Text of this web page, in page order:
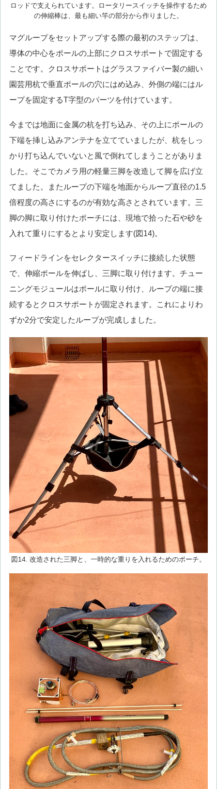
ロッドで支えられています。ロータリースイッチを操作するため
の伸縮棒は、最も細い竿の部分から作りました。
マグループをセットアップする際の最初のステップは、
導体の中心をポールの上部にクロスサポートで固定する
ことです。クロスサポートはグラスファイバー製の細い
園芸用杭で垂直ポールの穴にはめ込み、外側の端にはル
ープを固定するT字型のパーツを付けています。
今までは地面に金属の杭を打ち込み、その上にポールの
下端を挿し込みアンテナを立てていましたが、杭をしっ
かり打ち込んでいないと風で倒れてしまうことがありま
した。そこでカメラ用の軽量三脚を改造して脚を広げ立
てました。またループの下端を地面からループ直径の1.5
倍程度の高さにするのが有効な高さとされています。三
脚の脚に取り付けたポーチには、現地で拾った石や砂を
入れて重りにするとより安定します(図14)。
フィードラインをセレクタースイッチに接続した状態
で、伸縮ポールを伸ばし、三脚に取り付けます。チュー
ニングモジュールはポールに取り付け、ループの端に接
続するとクロスサポートが固定されます。これによりわ
ずか2分で安定したループが完成しました。
図14. 改造された三脚と、一時的な重りを入れるためのポーチ。